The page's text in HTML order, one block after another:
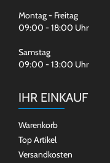
Montag - Freitag
09:00 - 18:00 Uhr
Samstag
09:00 - 13:00 Uhr
IHR EINKAUF
Warenkorb
Top Artikel
Versandkosten